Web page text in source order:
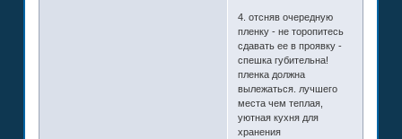
4. отсняв очередную
пленку - не торопитесь
сдавать ее в проявку -
спешка губительна!
пленка должна
вылежаться. лучшего
места чем теплая,
уютная кухня для
хранения